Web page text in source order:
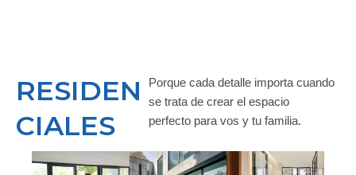
RESIDEN
CIALES
Porque cada detalle importa cuando
se trata de crear el espacio
perfecto para vos y tu familia.